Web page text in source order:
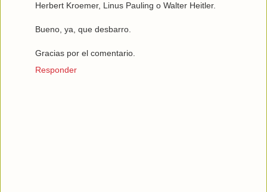
Herbert Kroemer, Linus Pauling o Walter Heitler.
Bueno, ya, que desbarro.
Gracias por el comentario.
Responder